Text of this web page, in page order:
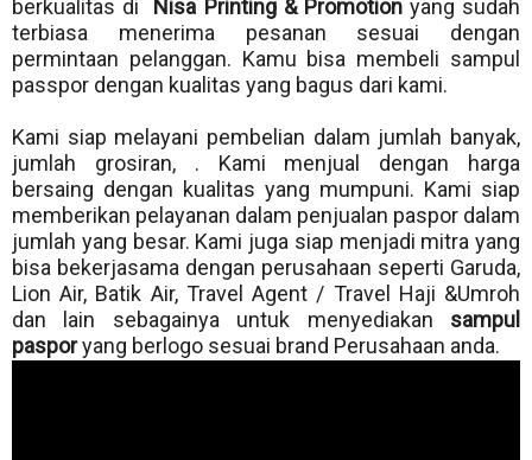
berkualitas di
Nisa Printing & Promotion yang sudah
terbiasa menerima pesanan sesuai dengan
permintaan pelanggan. Kamu bisa membeli sampul
passpor dengan kualitas yang bagus dari kami.
Kami siap melayani pembelian dalam jumlah banyak,
jumlah grosiran, . Kami menjual dengan harga
bersaing dengan kualitas yang mumpuni. Kami siap
memberikan pelayanan dalam penjualan paspor dalam
jumlah yang besar. Kami juga siap menjadi mitra yang
bisa bekerjasama dengan perusahaan seperti Garuda,
Lion Air, Batik Air, Travel Agent / Travel Haji &Umroh
dan lain sebagainya untuk menyediakan sampul
pasporyang berlogo sesuai brand Perusahaan anda.